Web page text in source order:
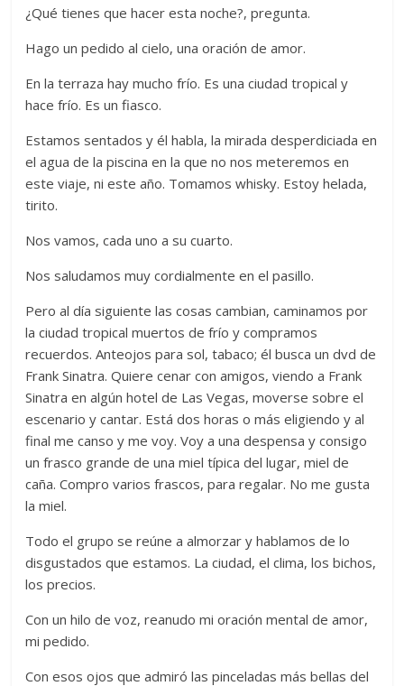
¿Qué tienes que hacer esta noche?, pregunta.
Hago un pedido al cielo, una oración de amor.
En la terraza hay mucho frío. Es una ciudad tropical y
hace frío. Es un fiasco.
Estamos sentados y él habla, la mirada desperdiciada en
el agua de la piscina en la que no nos meteremos en
este viaje, ni este año. Tomamos whisky. Estoy helada,
tirito.
Nos vamos, cada uno a su cuarto.
Nos saludamos muy cordialmente en el pasillo.
Pero al día siguiente las cosas cambian, caminamos por
la ciudad tropical muertos de frío y compramos
recuerdos. Anteojos para sol, tabaco; él busca un dvd de
Frank Sinatra. Quiere cenar con amigos, viendo a Frank
Sinatra en algún hotel de Las Vegas, moverse sobre el
escenario y cantar. Está dos horas o más eligiendo y al
final me canso y me voy. Voy a una despensa y consigo
un frasco grande de una miel típica del lugar, miel de
caña. Compro varios frascos, para regalar. No me gusta
la miel.
Todo el grupo se reúne a almorzar y hablamos de lo
disgustados que estamos. La ciudad, el clima, los bichos,
los precios.
Con un hilo de voz, reanudo mi oración mental de amor,
mi pedido.
Con esos ojos que admiró las pinceladas más bellas del